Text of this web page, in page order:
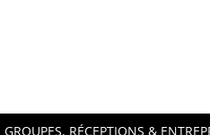
GROUPES, RÉCEPTIONS &